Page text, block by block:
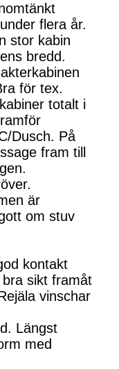
flera år.
stor kabin
bredd.
för tex.
totalt i
Dusch. På
fram till
är
om stuv
kontakt
sikt framåt
vinschar
Längst
med